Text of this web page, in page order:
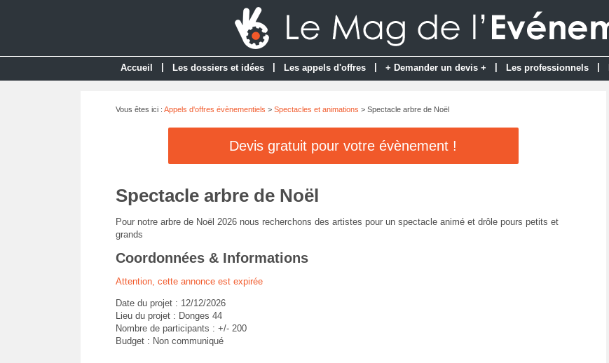
Accueil Les dossiers et idées Les appels d'offres + Demander un devis + Les professionnels
Vous êtes ici : Appels d'offres évènementiels > Spectacles et animations > Spectacle arbre de Noël
Devis gratuit pour votre évènement !
Spectacle arbre de Noël
Pour notre arbre de Noël 2026 nous recherchons des artistes pour un spectacle animé et drôle pours petits et
grands
Coordonnées & Informations
Attention, cette annonce est expirée
Date du projet : 12/12/2026
Lieu du projet : Donges 44
Nombre de participants : +/- 200
Budget : Non communiqué